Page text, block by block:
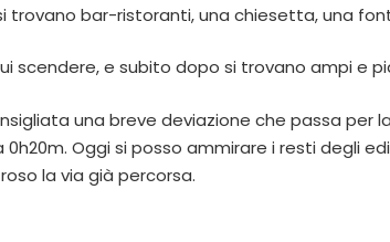
trovano bar-ristoranti, una chiesetta, una
scendere, e subito dopo si trovano ampi e
una breve deviazione che passa
Oggi si posso ammirare i resti degli
la via già percorsa.